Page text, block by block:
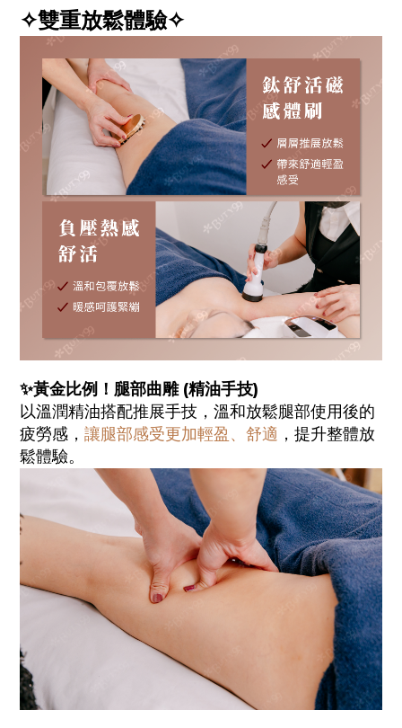
✧雙重放鬆體驗✧
✨黃金比例！腿部曲雕 (精油手技)
以溫潤精油搭配推展手技，溫和放鬆腿部使用後的
疲勞感， 讓腿部感受更加輕盈、舒適 ，提升整體放
鬆體驗。